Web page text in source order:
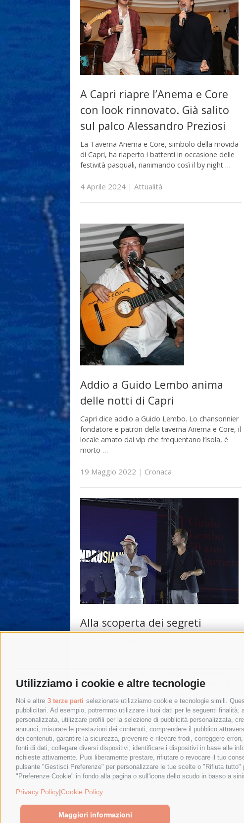
Utilizziamo i cookie e altre tecnologie
Noi e altre 3 terze parti selezionate utilizziamo cookie e tecnologie simili.
pubblicitari. Ad esempio, potremmo utilizzare i tuoi dati per le seguenti
personalizzata, utilizzare profili per la selezione di pubblicità personalizzata,
annunci, misurare le prestazioni dei contenuti, comprendere il pubblico
dei contenuti, garantire la sicurezza, prevenire e rilevare frodi, correggere
fonti di dati, collegare diversi dispositivi, identificare i dispositivi in base alle
richieste attivamente. Puoi liberamente prestare, rifiutare o revocare il tuo
pulsante "Gestisci Preferenze" per personalizzare le tue scelte o "Rifiuta
"Preferenze Cookie" in fondo alla pagina o sull'icona dello scudo in basso a
Privacy Policy Cookie Policy
Maggiori informazioni
A Capri riapre l’Anema e Core
con look rinnovato. Già salito
sul palco Alessandro Preziosi
La Taverna Anema e Core, simbolo della movida
di Capri, ha riaperto i battenti in occasione delle
festività pasquali, rianimando così il by night …
4 Aprile 2024 | Attualità
Addio a Guido Lembo anima
delle notti di Capri
Capri dice addio a Guido Lembo. Lo chansonnier
fondatore e patron della taverna Anema e Core, il
locale amato dai vip che frequentano l’isola, è
morto …
19 Maggio 2022 | Cronaca
Alla scoperta dei segreti
Guide of Capri, creato e ideato dalla Power Up
27 Febbraio 2021| Eventi
←Post precedenti
© 2015 SorrentoPress. All rights reserved.
Privacy policy